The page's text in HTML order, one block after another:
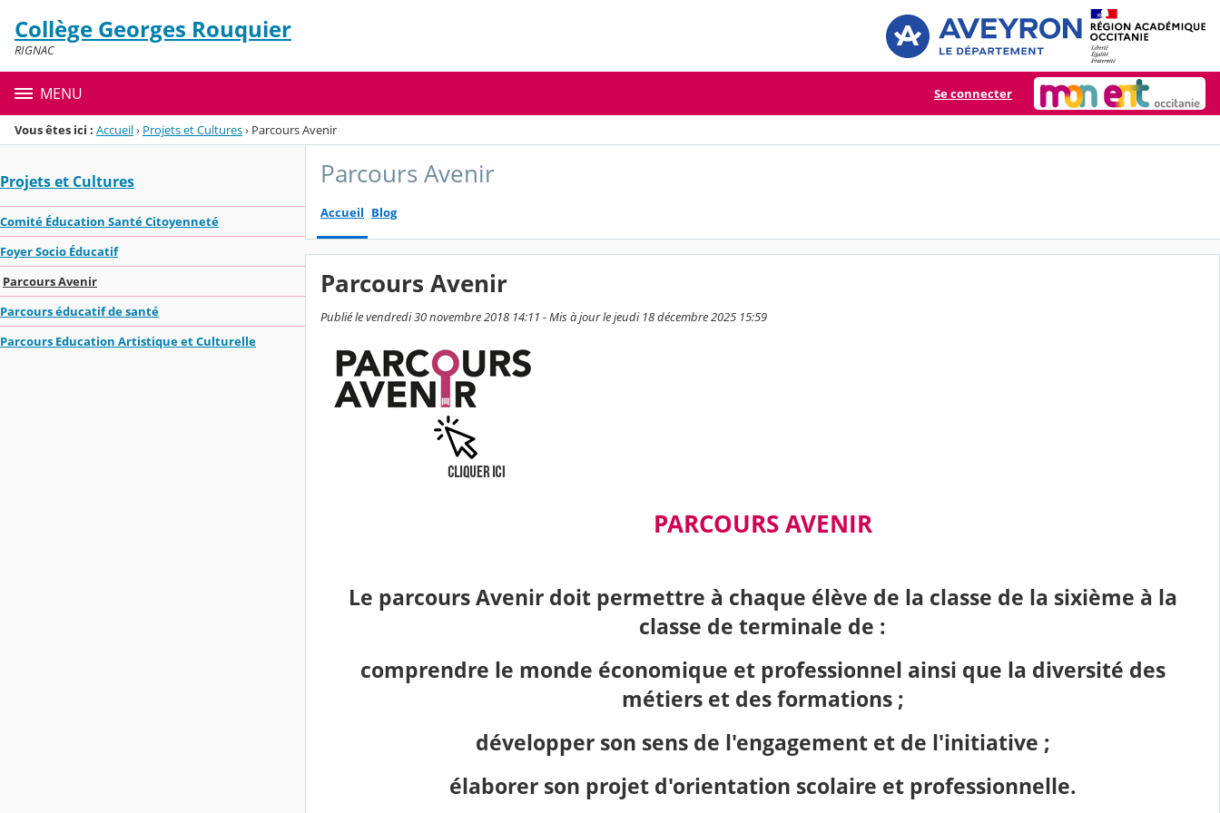
Menu de la rubrique
Contenu
Collège Georges Rouquier
RIGNAC
MENU Se connecter
Vous êtes ici : Accueil› Projets et Cultures› Parcours Avenir
Projets et Cultures
Comité Éducation Santé Citoyenneté
Foyer Socio Éducatif
Parcours Avenir
Parcours éducatif de santé
Parcours Education Artistique et Culturelle
Parcours Avenir
Accueil Blog
Parcours Avenir
Publié le vendredi 30 novembre 2018 14:11 - Mis à jour le jeudi 18 décembre 2025 15:59
PARCOURS AVENIR
Le parcours Avenir doit permettre à chaque élève de la classe de la sixième à la
classe de terminale de :
comprendre le monde économique et professionnel ainsi que la diversité des
métiers et des formations ;
développer son sens de l'engagement et de l'initiative ;
élaborer son projet d'orientation scolaire et professionnelle.